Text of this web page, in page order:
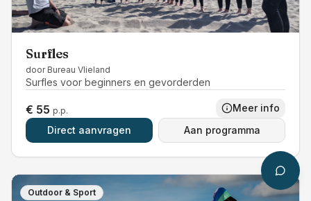
Surfles
door Bureau Vlieland
Surfles voor beginners en gevorderden
€ 55 p.p.
Meer info
Direct aanvragen
Aan programma
Outdoor & Sport